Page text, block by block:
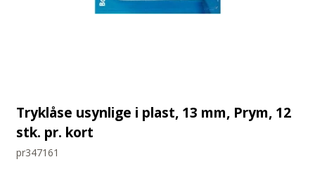
Tryklåse usynlige i plast, 13 mm, Prym, 12
stk. pr. kort
pr347161